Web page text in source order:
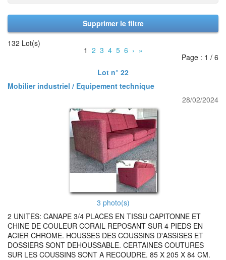
Supprimer le filtre
132 Lot(s)
1 2 3 4 5 6 › »
Page : 1 / 6
Lot n° 22
Mobilier industriel / Equipement technique
28/02/2024
3 photo(s)
2 UNITES: CANAPE 3/4 PLACES EN TISSU CAPITONNE ET
CHINE DE COULEUR CORAIL REPOSANT SUR 4 PIEDS EN
ACIER CHROME. HOUSSES DES COUSSINS D'ASSISES ET
DOSSIERS SONT DEHOUSSABLE. CERTAINES COUTURES
SUR LES COUSSINS SONT A RECOUDRE. 85 X 205 X 84 CM.